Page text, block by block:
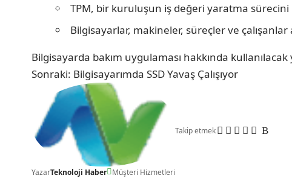
TPM, bir kuruluşun iş değeri yaratma
Bilgisayarlar, makineler, süreçler ve
Bilgisayarda bakım uygulaması hakkında
Sonraki: Bilgisayarımda SSD Yavaş Çalışıyor
YazarTeknoloji Haber Müşteri Hizmetleri
Takip etmek